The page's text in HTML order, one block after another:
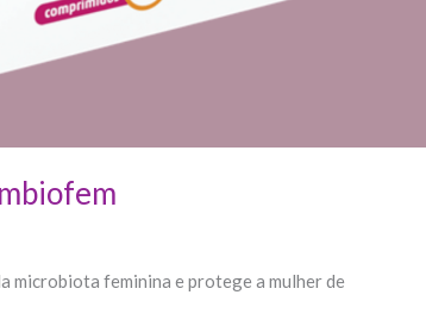
microbiota feminina e protege a mulher de